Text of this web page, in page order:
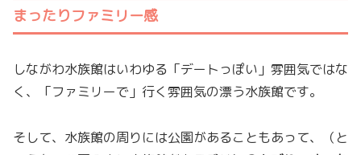
まったりファミリー感
しながわ水族館はいわゆる「デートっぽい」雰囲気ではな
く、「ファミリーで」行く雰囲気の漂う水族館です。
そして、水族館の周りには公園があることもあって、（と